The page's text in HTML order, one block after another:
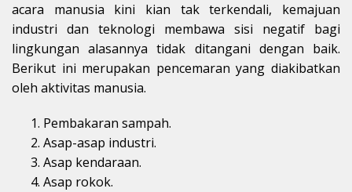
acara manusia kini kian tak terkendali, kemajuan
industri dan teknologi membawa sisi negatif bagi
lingkungan alasannya tidak ditangani dengan baik.
Berikut ini merupakan pencemaran yang diakibatkan
oleh aktivitas manusia.
Pembakaran sampah.
Asap-asap industri.
Asap kendaraan.
Asap rokok.